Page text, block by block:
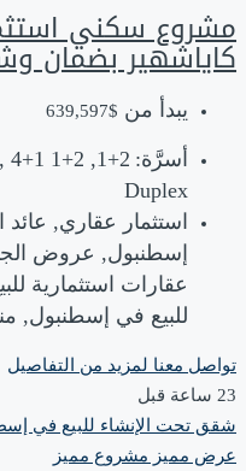
مشروع سكني
كاياشهير بضمان
يبدأ من $639,597
أسرَّة:
4+1
Duplex
استثمار عقاري,
إسطنبول, عروض
عقارات استثمارية
للبيع في إسطنبول,
تواصل معنا لمزيد من التفاصيل
شقق تحت الإنشاء للبيع في
عرض مميز مشروع مميز